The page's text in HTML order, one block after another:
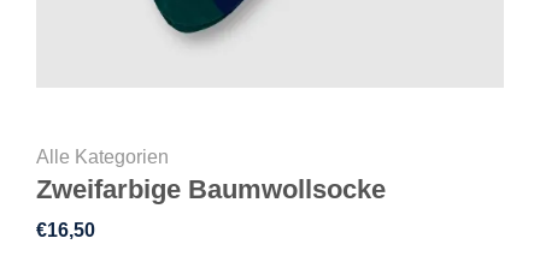
Alle Kategorien
Zweifarbige Baumwollsocke
€16,50